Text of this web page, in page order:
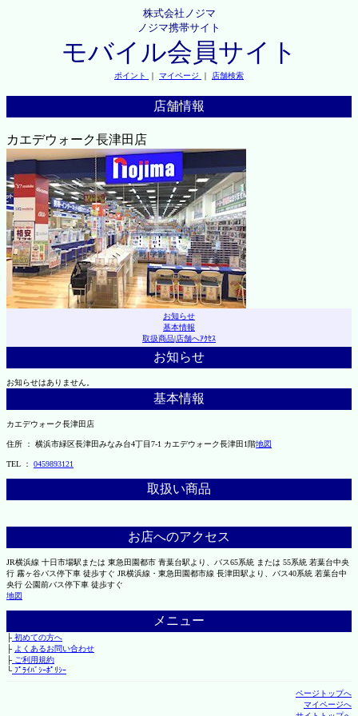
株式会社ノジマ
ノジマ携帯サイト
モバイル会員サイト
ポイント ｜ マイページ ｜ 店舗検索
店舗情報
カエデウォーク長津田店
お知らせ
基本情報
取扱商品|店舗へｱｸｾｽ
お知らせ
お知らせはありません。
基本情報
カエデウォーク長津田店
住所 ： 横浜市緑区長津田みなみ台4丁目7-1 カエデウォーク長津田1階地図
TEL ： 0459893121
取扱い商品
お店へのアクセス
JR横浜線 十日市場駅または 東急田園都市 青葉台駅より、バス65系統 または 55系統 若葉台中央
行 霧ヶ谷バス停下車 徒歩すぐ JR横浜線・東急田園都市線 長津田駅より、バス40系統 若葉台中
央行 公園前バス停下車 徒歩すぐ
地図
メニュー
├初めての方へ
├ よくあるお問い合わせ
├ご利用規約
└ﾌﾟﾗｲﾊﾞｼｰﾎﾟﾘｼｰ
ページトップへ
マイページへ